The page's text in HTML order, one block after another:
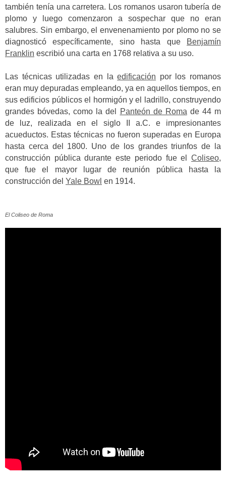
también tenía una carretera. Los romanos usaron tubería de
plomo y luego comenzaron a sospechar que no eran
salubres. Sin embargo, el envenenamiento por plomo no se
diagnosticó específicamente, sino hasta que
Benjamín
Franklin escribió una carta en 1768 relativa a su uso.
Las técnicas utilizadas en laedificación por los romanos
eran muy depuradas empleando, ya en aquellos tiempos, en
sus edificios públicos el hormigón y el ladrillo, construyendo
grandes bóvedas, como la del
Panteón de Roma de 44 m
de luz, realizada en el siglo II a.C. e impresionantes
acueductos. Estas técnicas no fueron superadas en Europa
hasta cerca del 1800. Uno de los grandes triunfos de la
construcción pública durante este periodo fue el Coliseo,
que fue el mayor lugar de reunión pública hasta la
construcción del Yale Bowl en 1914.
El Coliseo de Roma